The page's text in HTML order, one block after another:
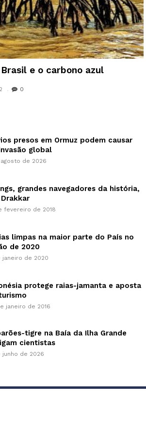
e o carbono azul
0
presos em Ormuz podem causar
global
agosto de 2026
grandes navegadores da história,
fevereiro de 2018
limpas na maior parte do País no
de 2020
janeiro de 2020
protege raias-jamanta e aposta
janeiro de 2016
tigre na Baía da Ilha Grande
cientistas
junho de 2026